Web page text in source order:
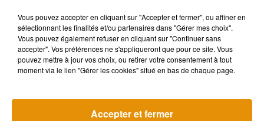
Vous pouvez accepter en cliquant sur "Accepter et fermer", ou affiner en
sélectionnant les finalités et/ou partenaires dans "Gérer mes choix".
Vous pouvez également refuser en cliquant sur "Continuer sans
accepter". Vos préférences ne s'appliqueront que pour ce site. Vous
pouvez mettre à jour vos choix, ou retirer votre consentement à tout
moment via le lien "Gérer les cookies" situé en bas de chaque page.
Accepter et fermer